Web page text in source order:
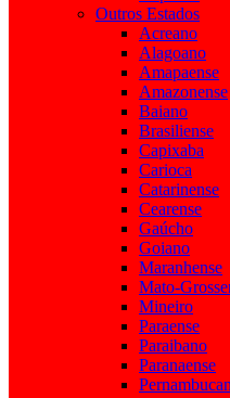
Outros Estados
Acreano
Alagoano
Amapaense
Amazonense
Baiano
Brasiliense
Capixaba
Carioca
Catarinense
Cearense
Gaúcho
Goiano
Maranhense
Mato-
Mineiro
Paraense
Paraibano
Paranaense